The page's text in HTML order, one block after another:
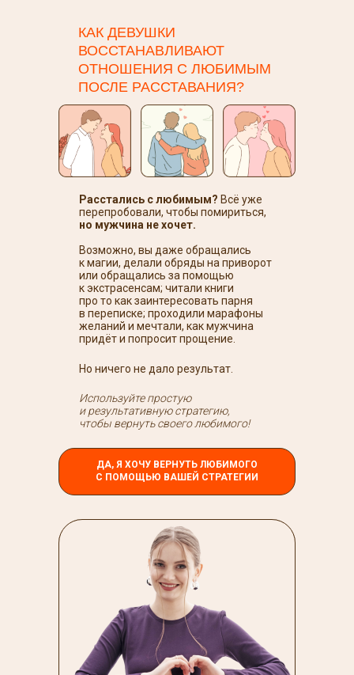
Но ничего не дало результат.
Используйте простую
и результативную стратегию,
чтобы вернуть своего любимого!
Расстались с любимым? Всё уже
перепробовали, чтобы помириться,
но мужчина не хочет.
Возможно, вы даже обращались
к магии, делали обряды на приворот
или обращались за помощью
к экстрасенсам; читали книги
про то как заинтересовать парня
в переписке; проходили марафоны
желаний и мечтали, как мужчина
придёт и попросит прощение.
КАК ДЕВУШКИ
ВОССТАНАВЛИВАЮТ
ОТНОШЕНИЯ С ЛЮБИМЫМ
ПОСЛЕ РАССТАВАНИЯ?
ДА, Я ХОЧУ ВЕРНУТЬ ЛЮБИМОГО
С ПОМОЩЬЮ ВАШЕЙ СТРАТЕГИИ